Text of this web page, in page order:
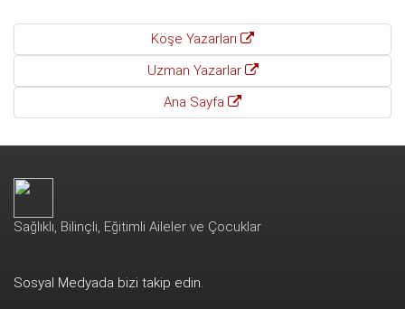
Köşe Yazarları
Uzman Yazarlar
Ana Sayfa
Sağlıklı, Bilinçli, Eğitimli Aileler ve Çocuklar
Sosyal Medyada bizi takip edin.